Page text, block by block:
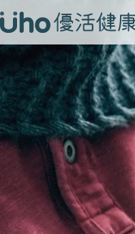
疫情保衛戰 再生醫學